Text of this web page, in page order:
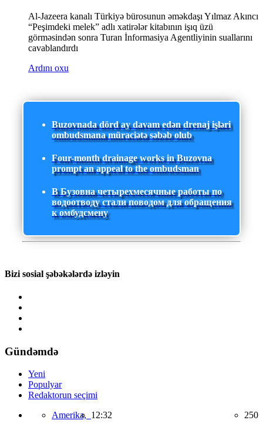
Al-Jazeera kanalı Türkiyə bürosunun əməkdaşı Yılmaz Akıncı
“Peşimdeki melek” adlı xatirələr kitabının işıq üzü
görməsindən sonra Turan İnformasiya Agentliyinin suallarını
cavablandırdı
Ardını oxu
Buzovnada dörd ay davam edən drenaj işləri
ombudsmana müraciətə səbəb olub
Four-month drainage works in Buzovna
prompt an appeal to the ombudsman
В Бузовна четырехмесячные работы по
водоотводу стали поводом для обращения
к омбудсмену
Bizi sosial şəbəkələrdə izləyin
Gündəmdə
Yeni
Populyar
Redaktorun seçimi
Amerika, 12:32 250